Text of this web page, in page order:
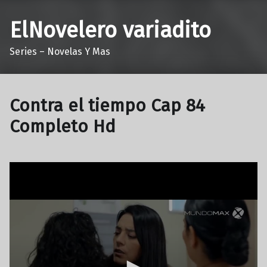
ElNovelero variadito
Series – Novelas Y Mas
Contra el tiempo Cap 84
Completo Hd